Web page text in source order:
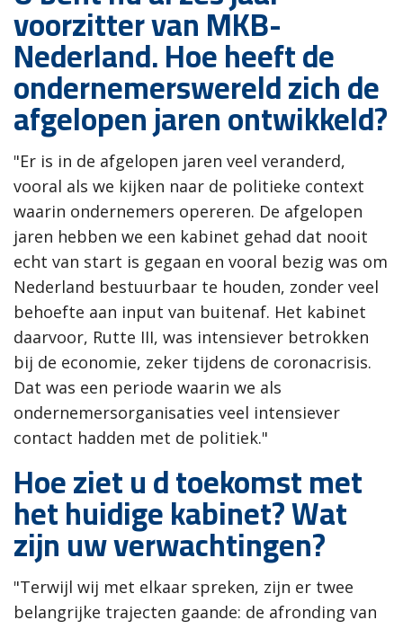
voorzitter van MKB-
Nederland. Hoe heeft de
ondernemerswereld zich de
afgelopen jaren ontwikkeld?
"Er is in de afgelopen jaren veel veranderd,
vooral als we kijken naar de politieke context
waarin ondernemers opereren. De afgelopen
jaren hebben we een kabinet gehad dat nooit
echt van start is gegaan en vooral bezig was om
Nederland bestuurbaar te houden, zonder veel
behoefte aan input van buitenaf. Het kabinet
daarvoor, Rutte III, was intensiever betrokken
bij de economie, zeker tijdens de coronacrisis.
Dat was een periode waarin we als
ondernemersorganisaties veel intensiever
contact hadden met de politiek."
Hoe ziet u d toekomst met
het huidige kabinet? Wat
zijn uw verwachtingen?
"Terwijl wij met elkaar spreken, zijn er twee
belangrijke trajecten gaande: de afronding van